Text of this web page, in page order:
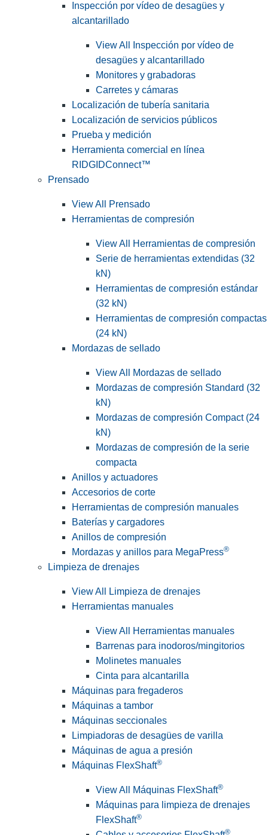
Inspección por vídeo de desagües y
alcantarillado
View All Inspección por vídeo de
desagües y alcantarillado
Monitores y grabadoras
Carretes y cámaras
Localización de tubería sanitaria
Localización de servicios públicos
Prueba y medición
Herramienta comercial en línea
RIDGIDConnect™
Prensado
View All Prensado
Herramientas de compresión
View All Herramientas de compresión
Serie de herramientas extendidas (32
kN)
Herramientas de compresión estándar
(32 kN)
Herramientas de compresión compactas
(24 kN)
Mordazas de sellado
View All Mordazas de sellado
Mordazas de compresión Standard (32
kN)
Mordazas de compresión Compact (24
kN)
Mordazas de compresión de la serie
compacta
Anillos y actuadores
Accesorios de corte
Herramientas de compresión manuales
Baterías y cargadores
Anillos de compresión
Mordazas y anillos para MegaPress®
Limpieza de drenajes
View All Limpieza de drenajes
Herramientas manuales
View All Herramientas manuales
Barrenas para inodoros/mingitorios
Molinetes manuales
Cinta para alcantarilla
Máquinas para fregaderos
Máquinas a tambor
Máquinas seccionales
Limpiadoras de desagües de varilla
Máquinas de agua a presión
Máquinas FlexShaft®
View All Máquinas FlexShaft®
Máquinas para limpieza de drenajes
FlexShaft®
®